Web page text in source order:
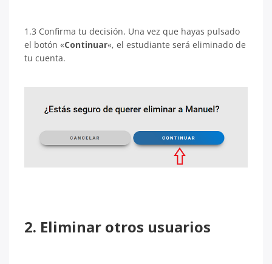
1.3 Confirma tu decisión. Una vez que hayas pulsado
el botón «Continuar«, el estudiante será eliminado de
tu cuenta.
2. Eliminar otros usuarios